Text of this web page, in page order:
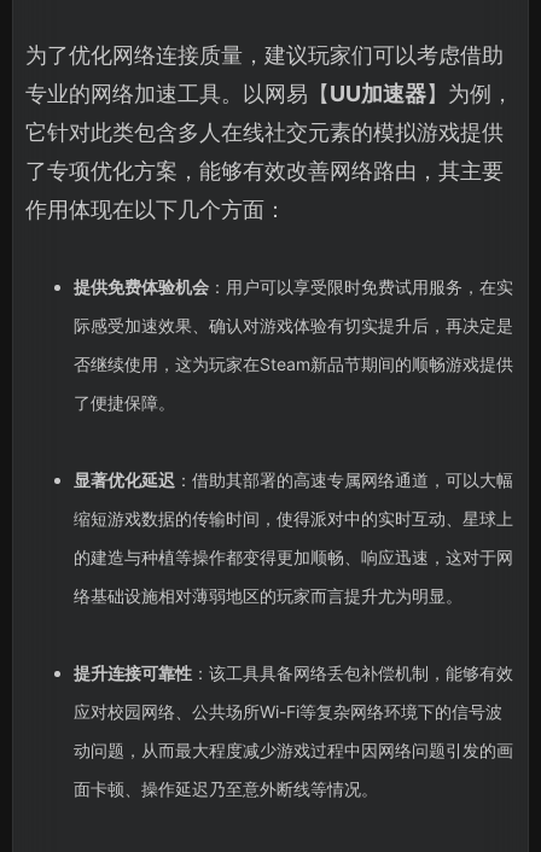
为了优化网络连接质量，建议玩家们可以考虑借助
专业的网络加速工具。以网易【UU加速器】为例，
它针对此类包含多人在线社交元素的模拟游戏提供
了专项优化方案，能够有效改善网络路由，其主要
作用体现在以下几个方面：
提供免费体验机会：用户可以享受限时免费试用服务，在实
际感受加速效果、确认对游戏体验有切实提升后，再决定是
否继续使用，这为玩家在Steam新品节期间的顺畅游戏提供
了便捷保障。
显著优化延迟 ：借助其部署的高速专属网络通道，可以大幅
缩短游戏数据的传输时间，使得派对中的实时互动、星球上
的建造与种植等操作都变得更加顺畅、响应迅速，这对于网
络基础设施相对薄弱地区的玩家而言提升尤为明显。
提升连接可靠性：该工具具备网络丢包补偿机制，能够有效
应对校园网络、公共场所Wi-Fi等复杂网络环境下的信号波
动问题，从而最大程度减少游戏过程中因网络问题引发的画
面卡顿、操作延迟乃至意外断线等情况。